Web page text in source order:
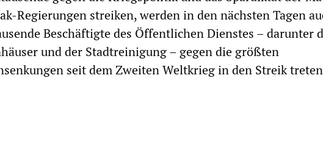
Regierungen streiken, werden in den nächsten Tagen
Beschäftigte des Öffentlichen Dienstes – darunter
und der Stadtreinigung – gegen die größten
seit dem Zweiten Weltkrieg in den Streik